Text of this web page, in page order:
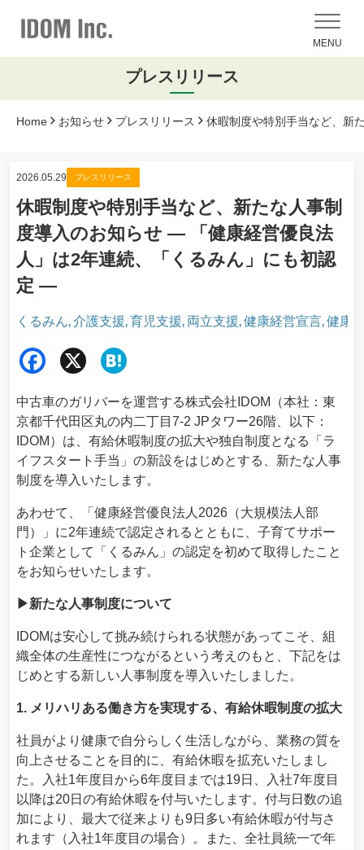
MENU
プレスリリース
Home お知らせ プレスリリース 休暇制度や特別手当など、新
2026.05.29 プレスリリース
休暇制度や特別手当など、新たな人事制
度導入のお知らせ — 「健康経営優良法
人」は2年連続、「くるみん」にも初認
定 —
くるみん, 介護支援, 育児支援, 両立支援, 健康経営宣言, 健康
Fac
ok
中古車のガリバーを運営する株式会社IDOM（本社：東
京都千代田区丸の内二丁目7-2 JPタワー26階、以下：
IDOM）は、有給休暇制度の拡大や独自制度となる「ラ
イフスタート手当」の新設をはじめとする、新たな人事
制度を導入いたします。
あわせて、「健康経営優良法人2026（大規模法人部
門）」に2年連続で認定されるとともに、子育てサポー
ト企業として「くるみん」の認定を初めて取得したこと
をお知らせいたします。
▶新たな人事制度について
IDOMは安心して挑み続けられる状態があってこそ、組
織全体の生産性につながるという考えのもと、下記をは
じめとする新しい人事制度を導入いたしました。
1. メリハリある働き方を実現する、有給休暇制度の拡大
社員がより健康で自分らしく生活しながら、業務の質を
向上させることを目的に、有給休暇を拡充いたしまし
た。入社1年度目から6年度目までは19日、入社7年度目
以降は20日の有給休暇を付与いたします。付与日数の追
加により、最大で従来よりも9日多い有給休暇が付与さ
れます（入社1年度目の場合）。また、全社員統一で年